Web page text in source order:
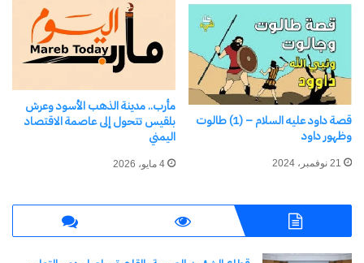
اكتشاف المزيد من
اشترك للحصول على أحدث التدوينات المرسلة إلى بريدك
الإلكتروني.
كتابة بريدك الإلكتروني...
قصة داود عليه السلام – (1) طالوت
وظهور داود
21 نوفمبر، 2024
مأرب.. مدينة الذهب الأسود وعرش
بلقيس تتحول إلى عاصمة الاقتصاد
اليمني
4 مايو، 2026